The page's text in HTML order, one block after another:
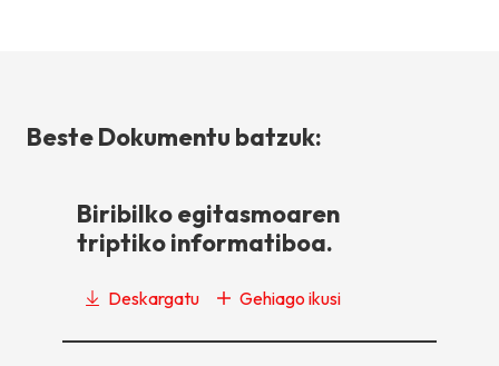
Beste Dokumentu batzuk:
Biribilko egitasmoaren
triptiko informatiboa.
Deskargatu Gehiago ikusi